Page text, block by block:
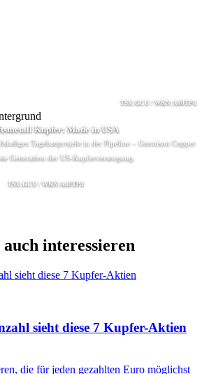
TSX:GCU / WKN:A40TP4
Kupfer: Made in USA
Tagebauprojekt in der Pipeline – Gunnison Copper
Generation der US-Kupferversorgung.
TSX:GCU / WKN:A40TP4
interessieren
sieht diese 7 Kupfer-Aktien
die für jeden gezahlten Euro möglichst